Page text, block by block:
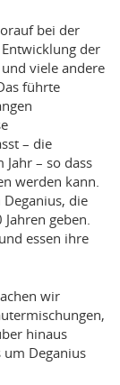
bei der
der
viele andere
führte
– die
– so dass
werden kann.
die
geben.
essen ihre
wir
hinaus
um Deganius